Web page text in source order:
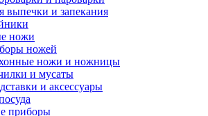
выпечки и запекания
ножи
ножей
ножи и ножницы
и мусаты
и аксессуары
приборы